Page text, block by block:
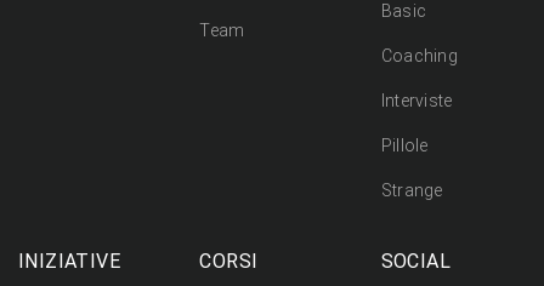
Team
Basic
Coaching
Interviste
Pillole
Strange
INIZIATIVE CORSI SOCIAL